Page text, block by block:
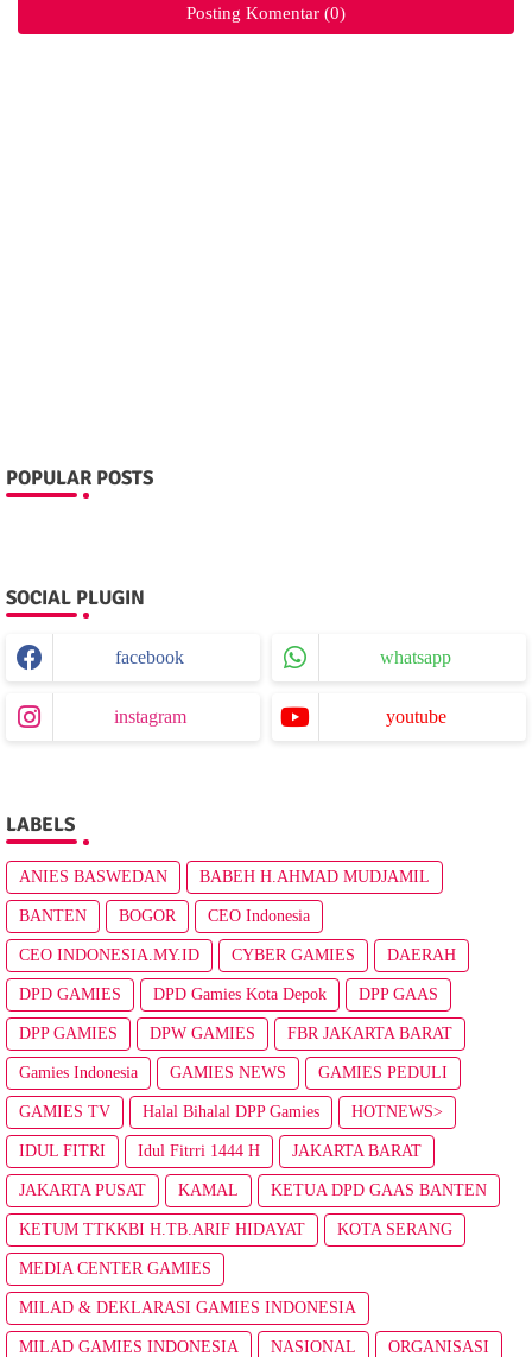
Posting Komentar (0)
POPULAR POSTS
SOCIAL PLUGIN
facebook whatsapp
instagram youtube
LABELS
ANIES BASWEDAN BABEH H.AHMAD MUDJAMIL
BANTEN BOGOR CEO Indonesia
CEO INDONESIA.MY.ID CYBER GAMIES DAERAH
DPD GAMIES DPD Gamies Kota Depok DPP GAAS
DPP GAMIES DPW GAMIES FBR JAKARTA BARAT
Gamies Indonesia GAMIES NEWS GAMIES PEDULI
GAMIES TV Halal Bihalal DPP Gamies HOTNEWS>
IDUL FITRI Idul Fitrri 1444 H JAKARTA BARAT
JAKARTA PUSAT KAMAL KETUA DPD GAAS BANTEN
KETUM TTKKBI H.TB.ARIF HIDAYAT KOTA SERANG
MEDIA CENTER GAMIES
MILAD & DEKLARASI GAMIES INDONESIA
MILAD GAMIES INDONESIA NASIONAL ORGANISASI